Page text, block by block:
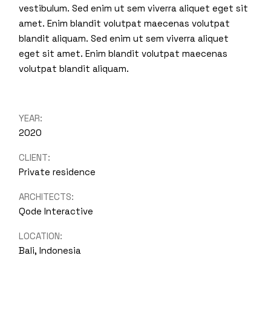
vestibulum. Sed enim ut sem viverra aliquet eget sit
amet. Enim blandit volutpat maecenas volutpat
blandit aliquam. Sed enim ut sem viverra aliquet
eget sit amet. Enim blandit volutpat maecenas
volutpat blandit aliquam.
YEAR:
2020
CLIENT:
Private residence
ARCHITECTS:
Qode Interactive
LOCATION:
Bali, Indonesia